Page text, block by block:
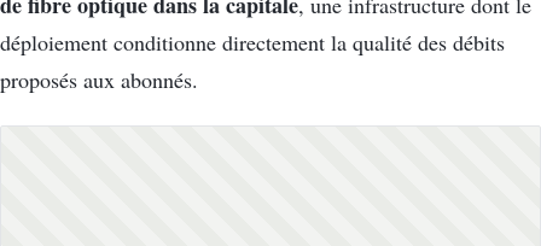
déploiement conditionne directement la qualité des débits
proposés aux abonnés.